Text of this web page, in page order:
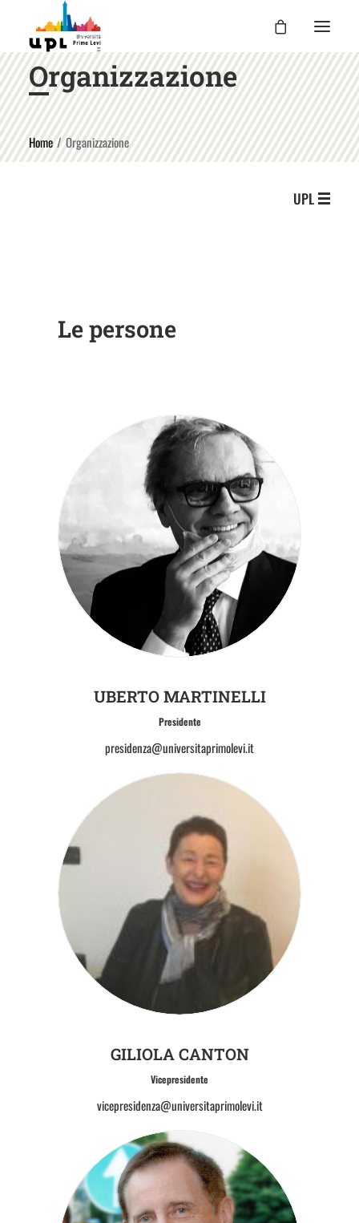
UPL
I CORSI
LE ATTIVITÀ
Home Organizzazione
Organizzazione
UPL
Le persone
UBERTO MARTINELLI
Presidente
presidenza@universitaprimolevi.it
GILIOLA CANTON
Vicepresidente
vicepresidenza@universitaprimolevi.it